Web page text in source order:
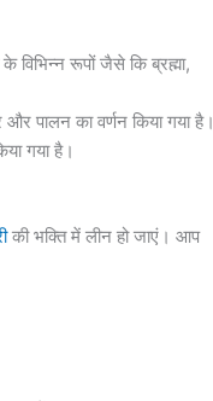
विभिन्न रूपों जैसे कि ब्रह्मा,
और पालन का वर्णन किया गया है।
गया है।
की भक्ति में लीन हो जाएं। आप